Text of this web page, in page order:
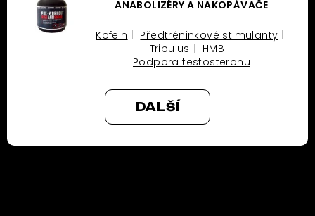
ANABOLIZÉRY A NAKOPÁVAČE
Kofein
Předtréninkové stimulanty
Tribulus
HMB
Podpora testosteronu
DALŠÍ